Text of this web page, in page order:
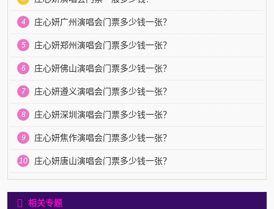
4 庄心妍广州演唱会门票多少钱一张？
5 庄心妍郑州演唱会门票多少钱一张？
6 庄心妍佛山演唱会门票多少钱一张？
7 庄心妍遵义演唱会门票多少钱一张？
8 庄心妍深圳演唱会门票多少钱一张？
9 庄心妍焦作演唱会门票多少钱一张？
10 庄心妍唐山演唱会门票多少钱一张？
相关专题